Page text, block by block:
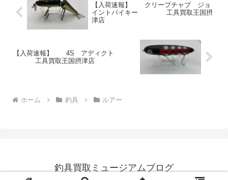
【入荷速報】 クリープチャブ ジョ
イントパイキー 工具買取王国摂
津店
【入荷速報】 4S アディクト
工具買取王国摂津店
ホーム 釣具 ルアー
釣具買取ミュージアムブログ